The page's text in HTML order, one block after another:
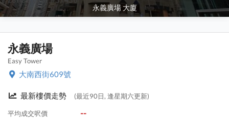
永義廣場 大廈
永義廣場
Easy Tower
大南西街609號
最新樓價走勢 (最近90日, 逢星期六更新)
平均成交呎價 --